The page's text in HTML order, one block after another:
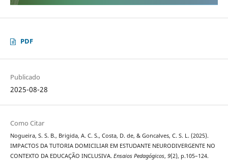
PDF
Publicado
2025-08-28
Como Citar
Nogueira, S. S. B., Brigida, A. C. S., Costa, D. de, & Goncalves, C. S. L. (2025).
IMPACTOS DA TUTORIA DOMICILIAR EM ESTUDANTE NEURODIVERGENTE NO
CONTEXTO DA EDUCAÇÃO INCLUSIVA. Ensaios Pedagógicos, 9(2), p.105–124.